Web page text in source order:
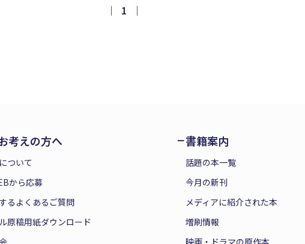
｜ 1 ｜
考えの方へ
ついて
から応募
るよくあるご質問
原稿用紙ダウンロード
書籍案内
話題の本一覧
今月の新刊
メディアに紹介された本
増刷情報
映画・ドラマの原作本